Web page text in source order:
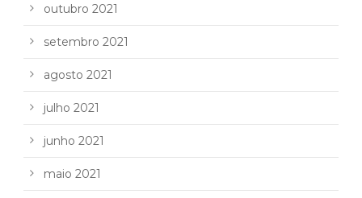
outubro 2021
setembro 2021
agosto 2021
julho 2021
junho 2021
maio 2021